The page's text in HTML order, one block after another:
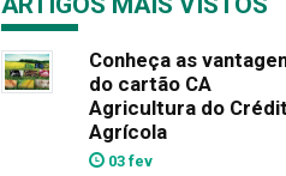
Conheça as
do cartão CA
Agricultura do
Agrícola
03 fev